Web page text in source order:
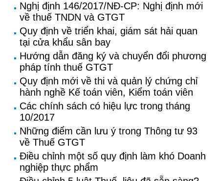
Nghị định 146/2017/NĐ-CP: Nghị định mới
về thuế TNDN và GTGT
Quy định về triển khai, giám sát hải quan
tại cửa khẩu sân bay
Hướng dẫn đăng ký và chuyển đổi phương
pháp tính thuế GTGT
Quy định mới về thi và quản lý chứng chỉ
hành nghề Kế toán viên, Kiểm toán viên
Các chính sách có hiệu lực trong tháng
10/2017
Những điểm cần lưu ý trong Thông tư 93
về Thuế GTGT
Điều chỉnh một số quy định làm khó Doanh
nghiệp thực phẩm